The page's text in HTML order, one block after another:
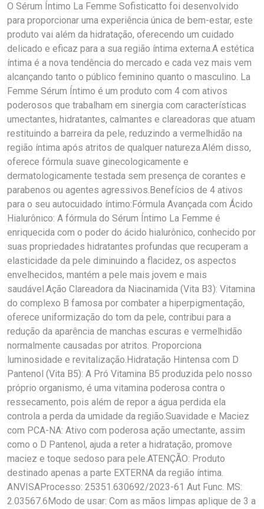
O Sérum Íntimo La Femme Sofisticatto foi desenvolvido
para proporcionar uma experiência única de bem-estar, este
produto vai além da hidratação, oferecendo um cuidado
delicado e eficaz para a sua região íntima externa.A estética
íntima é a nova tendência do mercado e cada vez mais vem
alcançando tanto o público feminino quanto o masculino. La
Femme Sérum Íntimo é um produto com 4 com ativos
poderosos que trabalham em sinergia com características
umectantes, hidratantes, calmantes e clareadoras que atuam
restituindo a barreira da pele, reduzindo a vermelhidão na
região íntima após atritos de qualquer natureza.Além disso,
oferece fórmula suave ginecologicamente e
dermatologicamente testada sem presença de corantes e
parabenos ou agentes agressivos.Benefícios de 4 ativos
para o seu autocuidado íntimo:Fórmula Avançada com Ácido
Hialurônico: A fórmula do Sérum Íntimo La Femme é
enriquecida com o poder do ácido hialurônico, conhecido por
suas propriedades hidratantes profundas que recuperam a
elasticidade da pele diminuindo a flacidez, os aspectos
envelhecidos, mantém a pele mais jovem e mais
saudável.Ação Clareadora da Niacinamida (Vita B3): Vitamina
do complexo B famosa por combater a hiperpigmentação,
oferece uniformização do tom da pele, contribui para a
redução da aparência de manchas escuras e vermelhidão
normalmente causadas por atritos. Proporciona
luminosidade e revitalização.Hidratação Hintensa com D
Pantenol (Vita B5): A Pró Vitamina B5 produzida pelo nosso
próprio organismo, é uma vitamina poderosa contra o
ressecamento, pois além de repor a água perdida ela
controla a perda da umidade da região.Suavidade e Maciez
com PCA-NA: Ativo com poderosa ação umectante, assim
como o D Pantenol, ajuda a reter a hidratação, promove
maciez e toque sedoso para pele.ATENÇÃO: Produto
destinado apenas a parte EXTERNA da região íntima.
ANVISAProcesso: 25351.630692/2023-61 Aut Func. MS:
2.03567.6Modo de usar: Com as mãos limpas aplique de 3 a